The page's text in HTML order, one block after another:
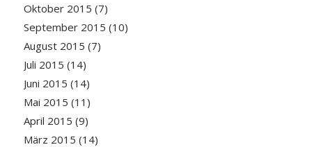
Oktober 2015 (7)
September 2015 (10)
August 2015 (7)
Juli 2015 (14)
Juni 2015 (14)
Mai 2015 (11)
April 2015 (9)
März 2015 (14)